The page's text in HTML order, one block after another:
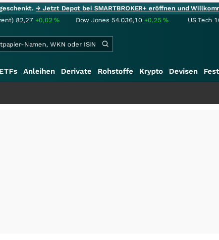
→ Jetzt Depot bei SMARTBROKER+ eröffnen und
82,27 +0,02% Dow Jones 54.036,10 +0,25% US Tech
ETFs Anleihen Derivate Rohstoffe Krypto Devisen